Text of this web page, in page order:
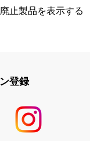
廃止製品を表示する
登録